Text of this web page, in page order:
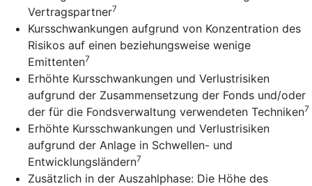
Vertragspartner7
Kursschwankungen aufgrund von Konzentration des
Risikos auf einen beziehungsweise wenige
Emittenten7
Erhöhte Kursschwankungen und Verlustrisiken
aufgrund der Zusammensetzung der Fonds und/oder
der für die Fondsverwaltung verwendeten Techniken7
Erhöhte Kursschwankungen und Verlustrisiken
aufgrund der Anlage in Schwellen- und
Entwicklungsländern7
Zusätzlich in der Auszahlphase: Die Höhe des